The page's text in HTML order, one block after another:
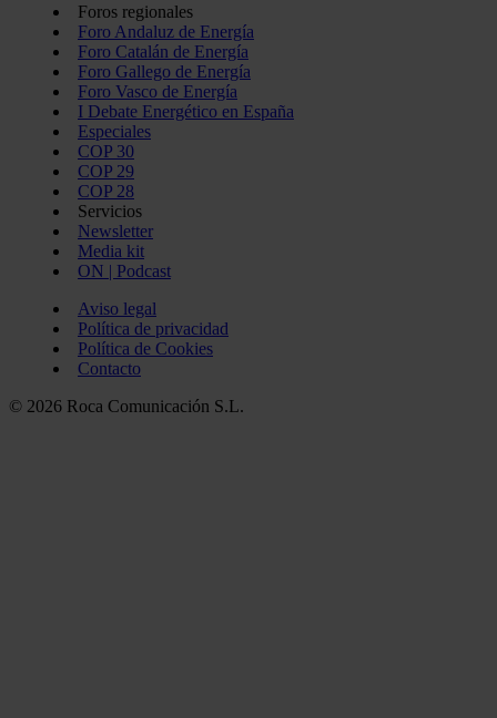
Foros regionales
Foro Andaluz de Energía
Foro Catalán de Energía
Foro Gallego de Energía
Foro Vasco de Energía
I Debate Energético en España
Especiales
COP 30
COP 29
COP 28
Servicios
Newsletter
Media kit
ON | Podcast
Aviso legal
Política de privacidad
Política de Cookies
Contacto
© 2026 Roca Comunicación S.L.